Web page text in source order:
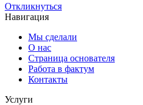
Откликнуться
Навигация
Мы сделали
О нас
Страница основателя
Работа в фактум
Контакты
Услуги